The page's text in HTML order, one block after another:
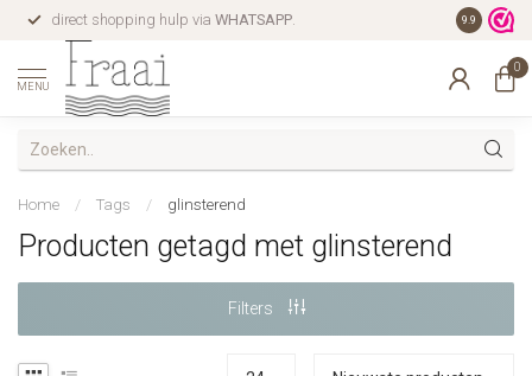
direct shopping hulp via WHATSAPP. gratis
9.9
MENU
0
Home / Tags / glinsterend
Producten getagd met glinsterend
Filters